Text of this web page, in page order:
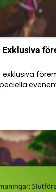
Exklusiva
exklusiva